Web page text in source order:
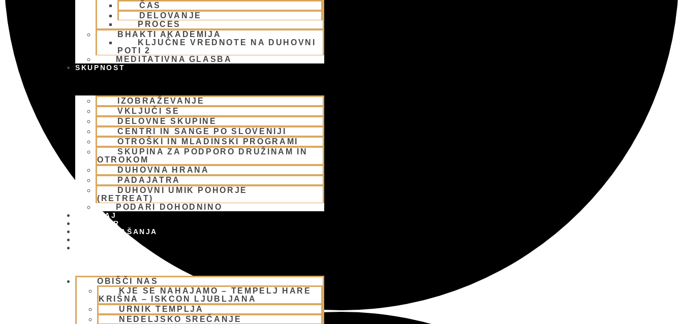
ČAS
DELOVANJE
PROCES
BHAKTI AKADEMIJA
KLJUČNE VREDNOTE NA DUHOVNI
POTI 2
MEDITATIVNA GLASBA
SKUPNOST
IZOBRAŽEVANJE
VKLJUČI SE
DELOVNE SKUPINE
CENTRI IN SANGE PO SLOVENIJI
OTROŠKI IN MLADINSKI PROGRAMI
SKUPINA ZA PODPORO DRUŽINAM IN
OTROKOM
DUHOVNA HRANA
PADAJATRA
DUHOVNI UMIK POHORJE
(RETREAT)
PODARI DOHODNINO
DONIRAJ
KOLEDAR
VAŠA VPRAŠANJA
OBIŠČI NAS
KJE SE NAHAJAMO – TEMPELJ HARE
KRIŠNA – ISKCON LJUBLJANA
URNIK TEMPLJA
NEDELJSKO SREČANJE